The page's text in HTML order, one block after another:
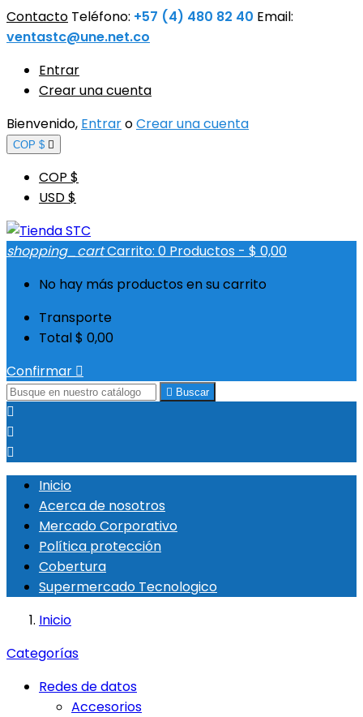
Contacto Teléfono: +57 (4) 480 82 40 Email:
ventastc@une.net.co
Entrar
Crear una cuenta
Bienvenido, EntraroCrear una cuenta
COP $ 
COP $
USD $
shopping_cartCarrito: 0 Productos - $ 0,00
No hay más productos en su carrito
Transporte
Total$ 0,00
Confirmar 
 Buscar



Inicio
Acerca de nosotros
Mercado Corporativo
Política protección
Cobertura
Supermercado Tecnologico
Inicio
Categorías
Redes de datos
Accesorios